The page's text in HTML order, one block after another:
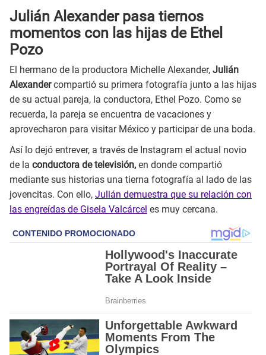
Julián Alexander pasa tiernos
momentos con las hijas de Ethel
Pozo
El hermano de la productora Michelle Alexander, Julián
Alexandercompartió su primera fotografía junto a las hijas
de su actual pareja, la conductora, Ethel Pozo. Como se
recuerda, la pareja se encuentra de vacaciones y
aprovecharon para visitar México y participar de una boda.
Así lo dejó entrever, a través de Instagram el actual novio
de la conductora de televisión, en donde compartió
mediante sus historias una tierna fotografía al lado de las
jovencitas. Con ello, Julián demuestra que su relación con
las engreídas de Gisela Valcárcel es muy cercana.